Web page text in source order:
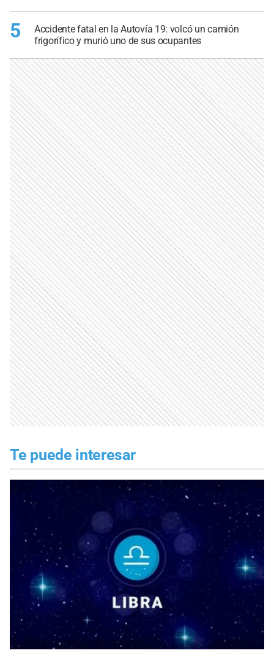
5
Accidente fatal en la Autovía 19: volcó un camión
frigorífico y murió uno de sus ocupantes
Te puede interesar